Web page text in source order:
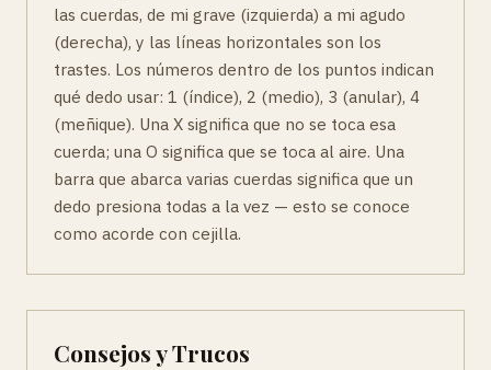
las cuerdas, de mi grave (izquierda) a mi agudo
(derecha), y las líneas horizontales son los
trastes. Los números dentro de los puntos indican
qué dedo usar: 1 (índice), 2 (medio), 3 (anular), 4
(meñique). Una X significa que no se toca esa
cuerda; una O significa que se toca al aire. Una
barra que abarca varias cuerdas significa que un
dedo presiona todas a la vez — esto se conoce
como acorde con cejilla.
Consejos y Trucos